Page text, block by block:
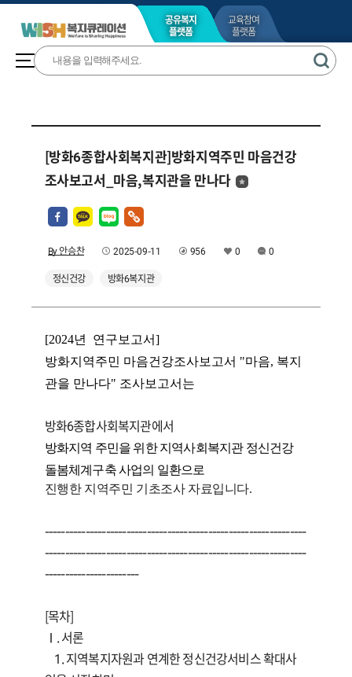
공유복지
플랫폼
교육참여
플랫폼
[방화6종합사회복지관]방화지역주민 마음건강
조사보고서_마음,복지관을 만나다
By 안승찬 2025-09-11 956 0
0
정신건강
방화6복지관
[2024년 연구보고서]
방화지역주민 마음건강조사보고서 "마음, 복지
관을 만나다" 조사보고서는
방화6종합사회복지관에서
방화지역 주민을 위한 지역사회복지관 정신건강
돌봄체계구축 사업의 일환으로
진행한 지역주민 기초조사 자료입니다.
----------------------------------------------------------------
----------------------------------------------------------------
-----------------------
[목차]
Ⅰ. 서론
1. 지역복지자원과 연계한 정신건강서비스 확대사